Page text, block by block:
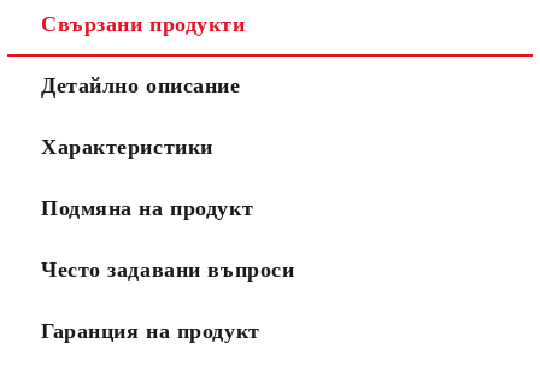
Ние ще се свържем с вас в рамките на работния ден.
Свързани продукти
Детайлно описание
Характеристики
Подмяна на продукт
Често задавани въпроси
Гаранция на продукт